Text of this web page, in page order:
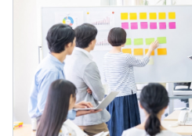
ェアや勉強会を開き、各PJの
ます。
■資格の取得に力を入れてい
取得に向けて外部の学習環境
ど、資格の取得を支援しており
（※想定年収は年収提示額を保証